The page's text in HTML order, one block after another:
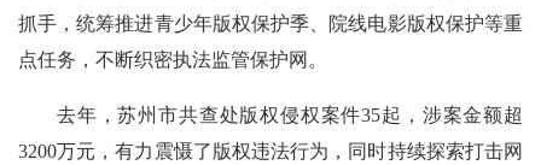
抓手，统筹推进青少年版权保护季、院线电影版权保护等重
点任务，不断织密执法监管保护网。
去年，苏州市共查处版权侵权案件35起，涉案金额超
3200万元，有力震慑了版权违法行为，同时持续探索打击网